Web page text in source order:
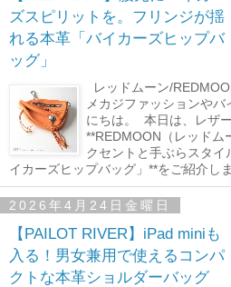
ズスピリットを。フリンジが揺
れる本革「バイカーズヒップバ
ッグ」
レッドムーン/
メカジファッションや
にちは。 本日は、レザ
**REDMOON（レッドム
クセントと手ぶらスタ
イカーズヒップバッグ」**をご紹介し
2026年4月24日金曜日
【PAILOT RIVER】iPad miniも
入る！男女兼用で使えるコンパ
クトな本革ショルダーバッグ